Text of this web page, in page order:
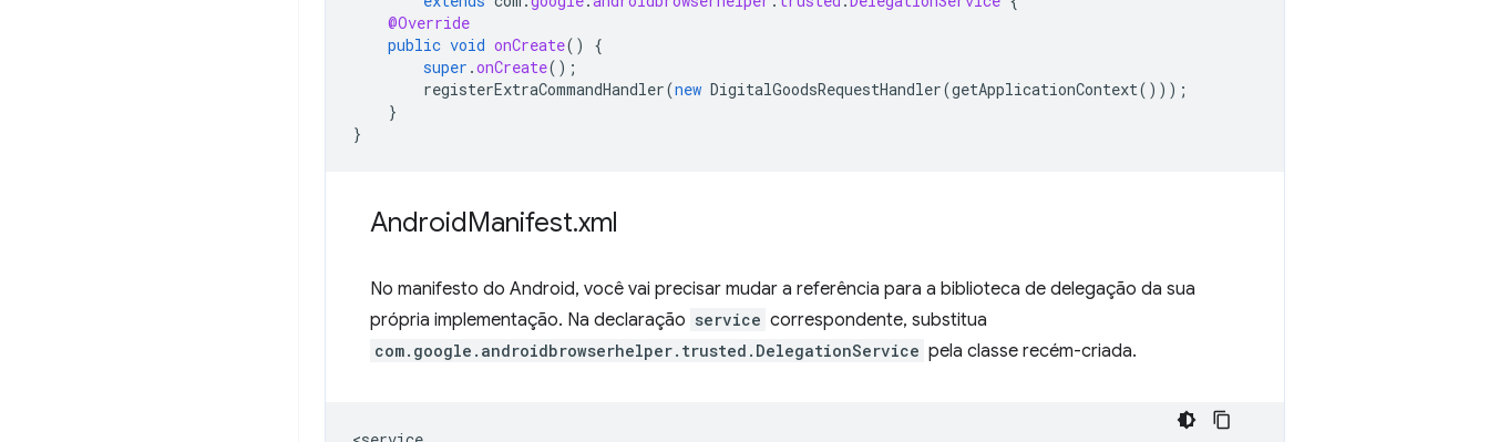
@Override
public void onCreate()
{
super .onCreate();
registerExtraCommandHandler(new DigitalGoodsRequestHandler(getApplicationContext()));
}
}
AndroidManifest.xml
No manifesto do Android, você vai precisar mudar a referência para a biblioteca de delegação da sua
própria implementação. Na declaração service correspondente, substitua
com.google.androidbrowserhelper.trusted.DelegationService pela classe recém-criada.